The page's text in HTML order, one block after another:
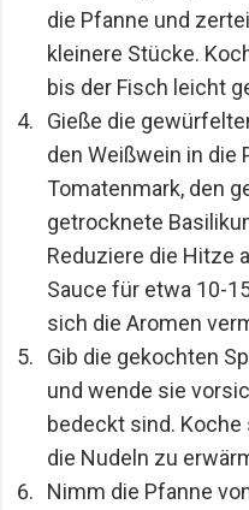
die Pfanne und
kleinere Stücke.
bis der Fisch leicht
Gieße die
den Weißwein in die
Tomatenmark, den
getrocknete
Reduziere die Hitze
Sauce für etwa 10-
sich die Aromen
Gib die gekochten
und wende sie
bedeckt sind.
die Nudeln zu
Nimm die Pfanne